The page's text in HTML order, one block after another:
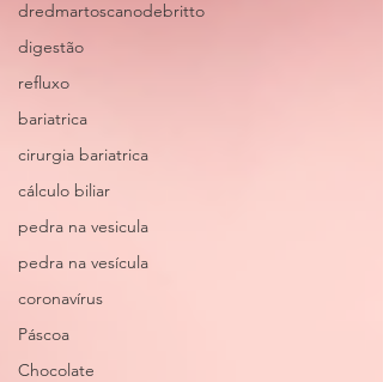
dredmartoscanodebritto
digestão
refluxo
bariatrica
cirurgia bariatrica
cálculo biliar
pedra na vesicula
pedra na vesícula
coronavírus
Páscoa
Chocolate